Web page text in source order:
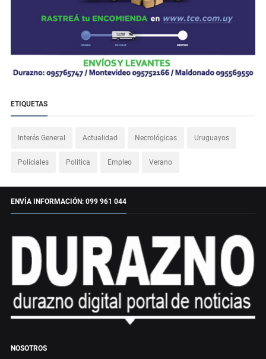
ETIQUETAS
Interés General Actualidad Necrológicas Uruguayos
Policiales Política Empleo Verano
ENVÍA INFORMACIÓN: 099 961 044
NOSOTROS